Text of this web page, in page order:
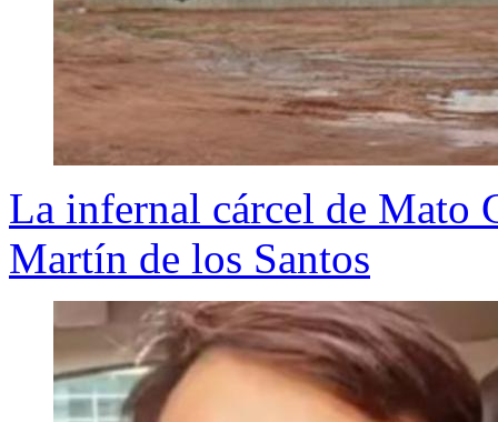
La infernal cárcel de Mato
Martín de los Santos